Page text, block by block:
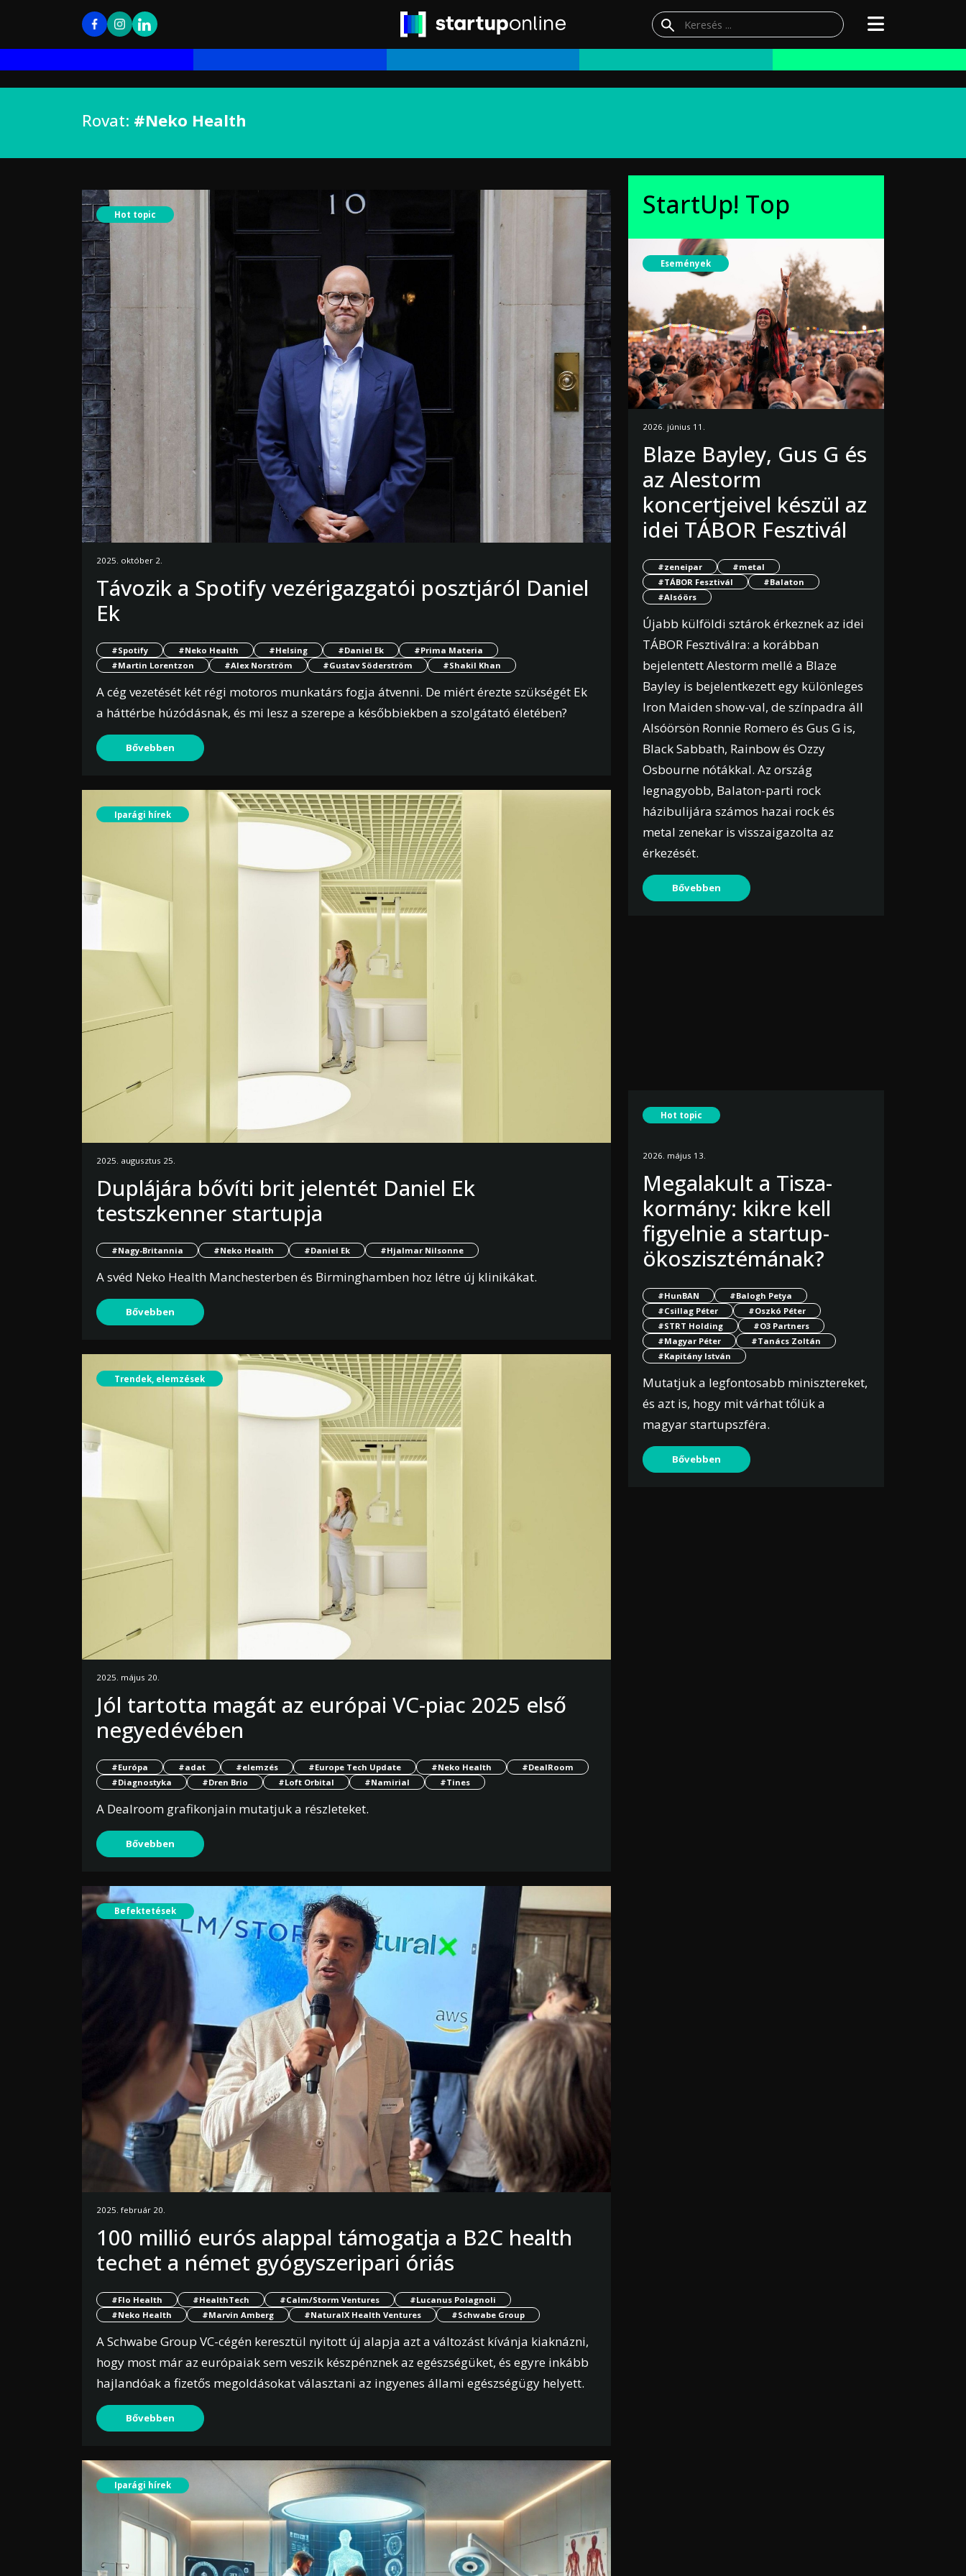
Rovat: #Neko Health
Hot topic
2025. október 2.
Távozik a Spotify vezérigazgatói posztjáról Daniel
Ek
#Spotify #Neko Health #Helsing #Daniel Ek
#Prima Materia
#Martin Lorentzon
#Alex Norström #Gustav Söderström #Shakil Khan
A cég vezetését két régi motoros munkatárs fogja átvenni. De miért érezte szükségét Ek
a háttérbe húzódásnak, és mi lesz a szerepe a későbbiekben a szolgátató életében?
Bővebben
Iparági hírek
2025. augusztus 25.
Duplájára bővíti brit jelentét Daniel Ek
testszkenner startupja
#Nagy-Britannia #Neko Health #Daniel Ek #Hjalmar Nilsonne
A svéd Neko Health Manchesterben és Birminghamben hoz létre új klinikákat.
Bővebben
Trendek, elemzések
2025. május 20.
Jól tartotta magát az európai VC-piac 2025 első
negyedévében
#Európa #adat #elemzés #Europe Tech Update #Neko Health
#DealRoom
#Diagnostyka
#Dren Brio #Loft Orbital #Namirial #Tines
A Dealroom grafikonjain mutatjuk a részleteket.
Bővebben
Befektetések
2025. február 20.
100 millió eurós alappal támogatja a B2C health
techet a német gyógyszeripari óriás
#Flo Health #HealthTech #Calm/Storm Ventures
#Lucanus Polagnoli
#Neko Health
#Marvin Amberg #NaturalX Health Ventures #Schwabe Group
A Schwabe Group VC-cégén keresztül nyitott új alapja azt a változást kívánja kiaknázni,
hogy most már az európaiak sem veszik készpénznek az egészségüket, és egyre inkább
hajlandóak a fizetős megoldásokat választani az ingyenes állami egészségügy helyett.
Bővebben
Iparági hírek
StartUp! Top
Események
2026. június 11.
Blaze Bayley, Gus G és
az Alestorm
koncertjeivel készül az
idei TÁBOR Fesztivál
#zeneipar
#metal
#TÁBOR Fesztivál
#Balaton
#Alsóörs
Újabb külföldi sztárok érkeznek az idei
TÁBOR Fesztiválra: a korábban
bejelentett Alestorm mellé a Blaze
Bayley is bejelentkezett egy különleges
Iron Maiden show-val, de színpadra áll
Alsóörsön Ronnie Romero és Gus G is,
Black Sabbath, Rainbow és Ozzy
Osbourne nótákkal. Az ország
legnagyobb, Balaton-parti rock
házibulijára számos hazai rock és
metal zenekar is visszaigazolta az
érkezését.
Bővebben
Hot topic
2026. május 13.
Megalakult a Tisza-
kormány: kikre kell
figyelnie a startup-
ökoszisztémának?
#HunBAN
#Balogh Petya
#Csillag Péter
#Oszkó Péter
#STRT Holding
#O3 Partners
#Magyar Péter
#Tanács Zoltán
#Kapitány István
Mutatjuk a legfontosabb minisztereket,
és azt is, hogy mit várhat tőlük a
magyar startupszféra.
Bővebben